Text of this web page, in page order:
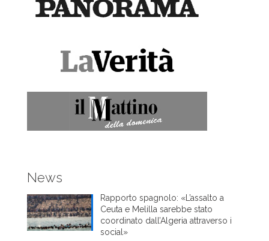
News
Rapporto spagnolo: «L’assalto a
Ceuta e Melilla sarebbe stato
coordinato dall’Algeria attraverso i
social»